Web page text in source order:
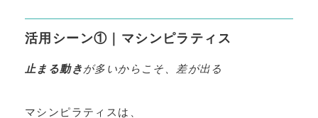
活用シーン①｜マシンピラティス
止まる動きが多いからこそ、差が出る
マシンピラティスは、